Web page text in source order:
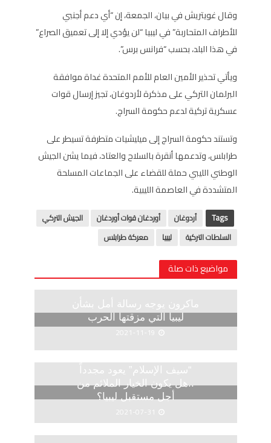
وقال غويتريش في بيان، الجمعة، إن “أي دعم أجنبي
للأطراف المتحاربة” في ليبيا “لن يؤدي إلا إلى تعميق الصراع”
في هذا البلد، بحسب “فرانس برس”.
ويأتي تحذير الأمين العام للأمم المتحدة غداة موافقة
البرلمان التركي على مذكرة لأردوغان، تجيز إرسال قوات
عسكرية تركية لدعم حكومة السراج.
وتستند حكومة السراج إلى ميليشيات متطرفة تسيطر على
طرابلس، وتدعمها أنقرة بالسلاح والعتاد، فيما يشن الجيش
الوطني الليبي حملة للقضاء على الجماعات المسلحة
المتشددة في العاصمة الليبية.
Tags أردوغان أوردغان قوات أوردغان
الجيش التركي
السلطات التركية
ليبيا معركة طرابلس
مواضيع ذات صلة
ماكرون يوجه رسالة أمل بشأن
ليبيا التي مزقتها الحرب
2021-11-19
“سيف الإسلام” يعود مجدداً
..هل يكون الخيار الملائم من
أجل مستقبل ليبيا؟
2021-07-31